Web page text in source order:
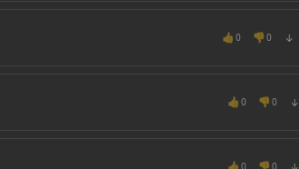
👍 0 👎 0 ↓
👍 0 👎 0 ↓
👍 0 👎 0